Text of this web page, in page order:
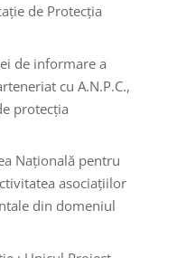
de Protecția
de informare a
cu A.N.P.C.,
protecția
Națională pentru
asociațiilor
din domeniul